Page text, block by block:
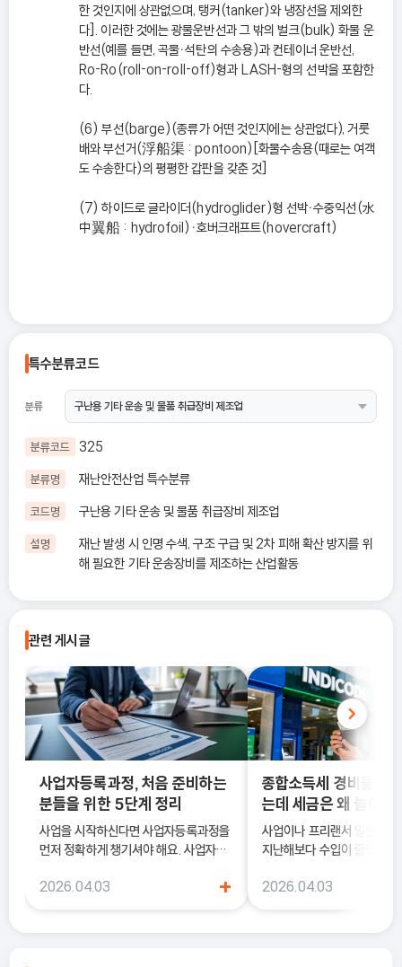
한 것인지에 상관없으며, 탱커(tanker)와 냉장선을 제외한
다]. 이러한 것에는 광물운반선과 그 밖의 벌크(bulk) 화물 운
반선(예를 들면, 곡물ㆍ석탄의 수송용)과 컨테이너 운반선,
Ro-Ro(roll-on-roll-off)형과 LASH-형의 선박을 포함한
다.
(6) 부선(barge)(종류가 어떤 것인지에는 상관없다), 거룻
배와 부선거(浮船渠 : pontoon)[화물수송용(때로는 여객
도 수송한다)의 평평한 갑판을 갖춘 것]
(7) 하이드로 글라이더(hydroglider)형 선박ㆍ수중익선(水
中翼船 : hydrofoil)ㆍ호버크래프트(hovercraft)
특수분류코드
분류
분류코드 325
분류명 재난안전산업 특수분류
코드명 구난용 기타 운송 및 물품 취급장비 제조업
설명
재난 발생 시 인명 수색, 구조 구급 및 2차 피해 확산 방지를 위
해 필요한 기타 운송장비를 제조하는 산업활동
관련 게시글
사업자등록과정, 처음 준비하는
분들을 위한 5단계 정리
사업을 시작하신다면 사업자등록과정을
먼저 정확하게 챙기셔야 해요. 사업자등
국세청에 정식으로 사업을 시작한다고
2026.04.03 +
종합소득세 경비율, 수
는데 세금은 왜 늘어날
사업이나 프리랜서 일을 하
지난해보다 수입이 줄었는
더 늘어난 것처럼 느껴질 때
2026.04.03